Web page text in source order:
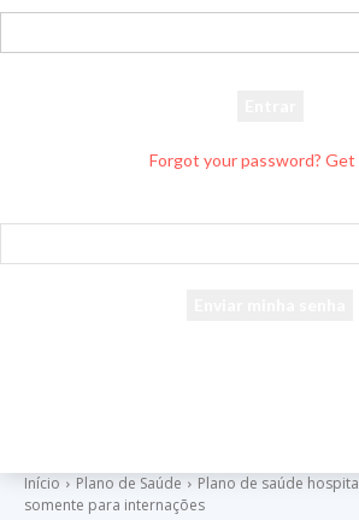
Forgot your password? Get
Início Plano de Saúde
Plano de saúde
somente para internações